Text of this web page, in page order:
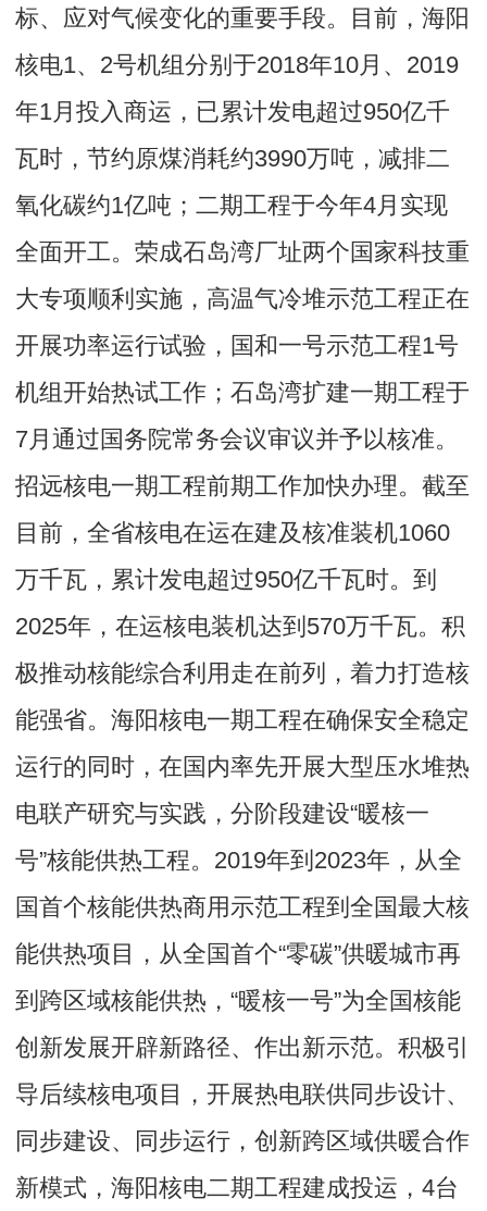
标、应对气候变化的重要手段。目前，海阳
核电1、2号机组分别于2018年10月、2019
年1月投入商运，已累计发电超过950亿千
瓦时，节约原煤消耗约3990万吨，减排二
氧化碳约1亿吨；二期工程于今年4月实现
全面开工。荣成石岛湾厂址两个国家科技重
大专项顺利实施，高温气冷堆示范工程正在
开展功率运行试验，国和一号示范工程1号
机组开始热试工作；石岛湾扩建一期工程于
7月通过国务院常务会议审议并予以核准。
招远核电一期工程前期工作加快办理。截至
目前，全省核电在运在建及核准装机1060
万千瓦，累计发电超过950亿千瓦时。到
2025年，在运核电装机达到570万千瓦。积
极推动核能综合利用走在前列，着力打造核
能强省。海阳核电一期工程在确保安全稳定
运行的同时，在国内率先开展大型压水堆热
电联产研究与实践，分阶段建设“暖核一
号”核能供热工程。2019年到2023年，从全
国首个核能供热商用示范工程到全国最大核
能供热项目，从全国首个“零碳”供暖城市再
到跨区域核能供热，“暖核一号”为全国核能
创新发展开辟新路径、作出新示范。积极引
导后续核电项目，开展热电联供同步设计、
同步建设、同步运行，创新跨区域供暖合作
新模式，海阳核电二期工程建成投运，4台